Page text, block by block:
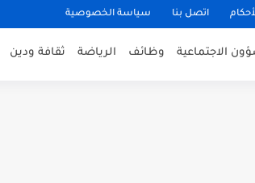
اتصل بنا سياسة الخصوصية
الاجتماعية وظائف الرياضة ثقافة ودين